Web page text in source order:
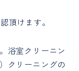
頂けます。
浴室クリーニン
クリーニングの